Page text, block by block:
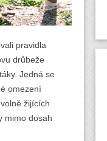
pravidla
drůbeže
Jedná se
omezení
žijících
mimo dosah